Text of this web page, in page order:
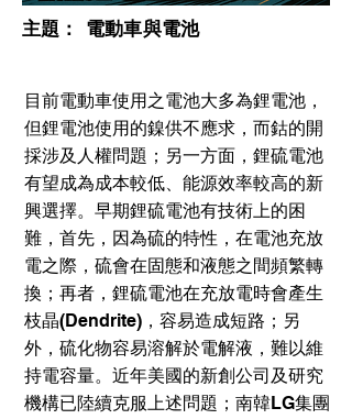
​主題： 電動車與電池
目前電動車使用之電池大多為鋰電池，
但鋰電池使用的鎳供不應求，而鈷的開
採涉及人權問題；另一方面，鋰硫電池
有望成為成本較低、能源效率較高的新
興選擇。早期鋰硫電池有技術上的困
難，首先，因為硫的特性，在電池充放
電之際，硫會在固態和液態之間頻繁轉
換；再者，鋰硫電池在充放電時會產生
枝晶(Dendrite)，容易造成短路；另
外，硫化物容易溶解於電解液，難以維
持電容量。近年美國的新創公司及研究
機構已陸續克服上述問題；南韓LG集團